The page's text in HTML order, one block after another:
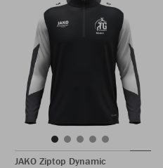
JAKO Ziptop Dynamic